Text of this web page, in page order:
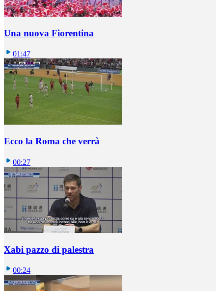
Una nuova Fiorentina
01:47
Ecco la Roma che verrà
00:27
Xabi pazzo di palestra
00:24